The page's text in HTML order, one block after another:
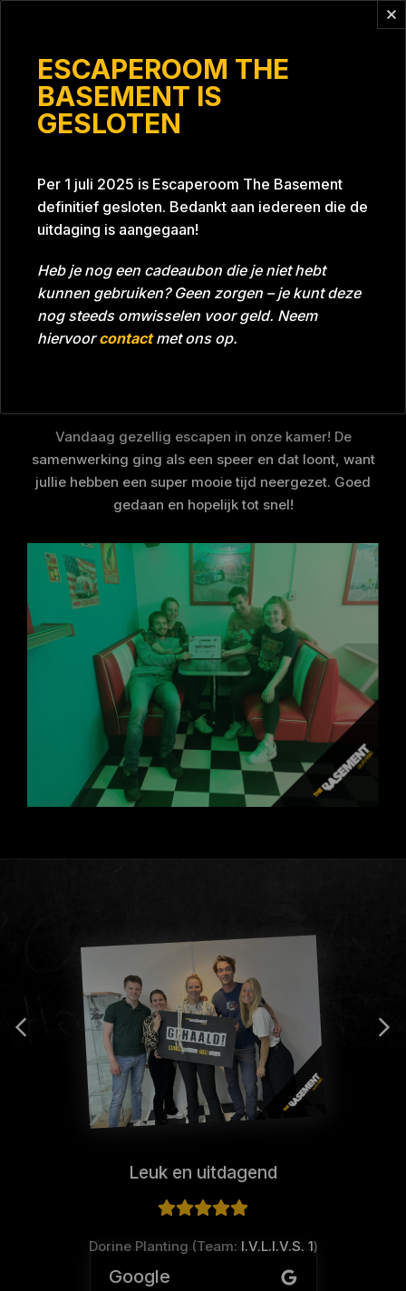
ESCAPEROOM THE
BASEMENT IS
GESLOTEN
Per 1 juli 2025 is Escaperoom The Basement
definitief gesloten. Bedankt aan iedereen die de
uitdaging is aangegaan!
Heb je nog een cadeaubon die je niet hebt
kunnen gebruiken? Geen zorgen – je kunt deze
nog steeds omwisselen voor geld. Neem
hiervoorcontactmet ons op.
Tijd 46:29 Datum 16-04-2022
Room Grill With A Thrill
Vandaag gezellig escapen in onze kamer! De
samenwerking ging als een speer en dat loont, want
jullie hebben een super mooie tijd neergezet. Goed
gedaan en hopelijk tot snel!
Leuk en uitdagend
Dorine Planting (Team: I.V.L.I.V.S. 1)
Google